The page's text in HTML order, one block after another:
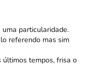
particularidade.
referendo mas sim
tempos, frisa o